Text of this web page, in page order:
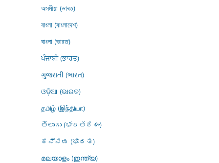
অসমীয়া (ভাৰত)
বাংলা (বাংলাদেশ)
বাংলা (ভারত)
ਪੰਜਾਬੀ (ਭਾਰਤ)
ગુજરાતી (ભારત)
ଓଡ଼ିଆ (ଭାରତ)
தமிழ் (இந்தியா)
తెలుగు (భారతదేశం)
ಕನ್ನಡ (ಭಾರತ)
മലയാളം (ഇന്ത്യ)